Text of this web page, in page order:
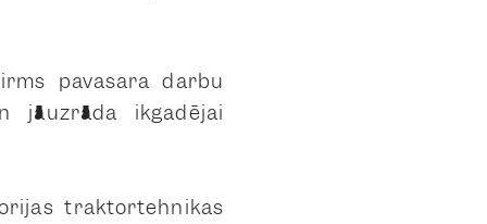
pavasara darbu
jāuzrāda ikgadējai
traktortehnikas